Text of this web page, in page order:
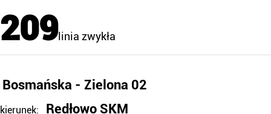
209linia zwykła
Bosmańska - Zielona 02
kierunek: Redłowo SKM